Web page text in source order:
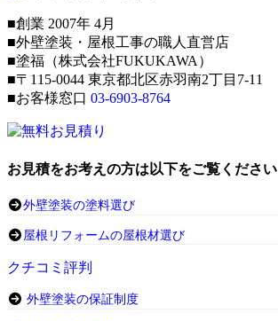
■創業 2007年 4月
■外壁塗装・屋根工事の職人直営店
■塗福（株式会社FUKUKAWA）
■〒115-0044 東京都北区赤羽南2丁目7-11
■お客様窓口 03-6903-8764
お見積をお考えの方は以下をご覧ください
外壁塗装の塗料選び
屋根リフォームの屋根材選び
クチコミ評判
外壁塗装の保証制度